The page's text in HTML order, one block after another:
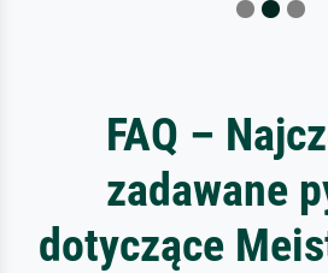
FAQ –
zadawane
dotyczące